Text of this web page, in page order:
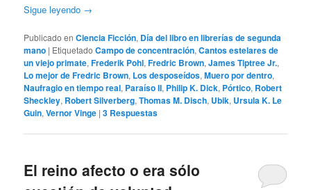
Sigue leyendo →
Publicado en Ciencia Ficción, Día del libro en librerías de segunda
mano | Etiquetado Campo de concentración,Cantos estelares de
un viejo primate,Frederik Pohl,Fredric Brown,James Tiptree Jr.,
Lo mejor de Fredric Brown, Los desposeídos,Muero por dentro,
Naufragio en tiempo real, Paraíso II, Philip K. Dick, Pórtico, Robert
Sheckley, Robert Silverberg,Thomas M. Disch, Ubik, Ursula K. Le
Guin,Vernor Vinge |3 Respuestas
El reino afecto o era sólo